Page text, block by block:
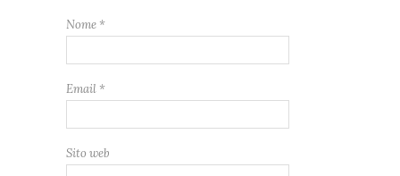
Nome *
Email *
Sito web